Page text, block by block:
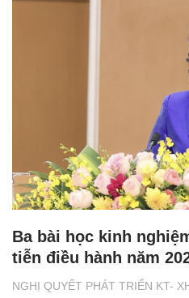
NGHỊ QUYẾT PHÁT TRIỂN KT-
Ba bài học kinh
tiễn điều hành năm